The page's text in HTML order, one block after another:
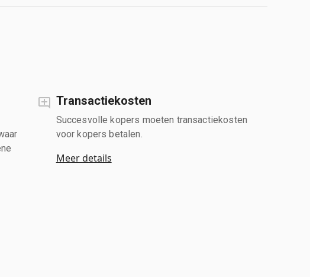
Transactiekosten
Succesvolle kopers moeten transactiekosten
voor kopers betalen.
Meer details